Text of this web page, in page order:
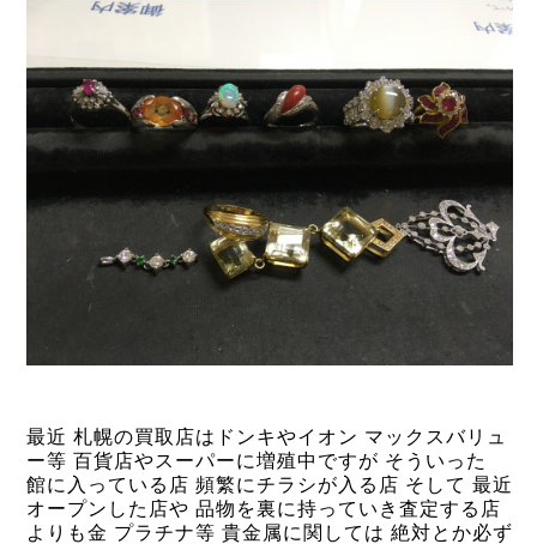
最近 札幌の買取店はドンキやイオン マックスバリュ
ー等 百貨店やスーパーに増殖中ですが そういった
館に入っている店 頻繁にチラシが入る店 そして 最近
オープンした店や 品物を裏に持っていき査定する店
よりも金 プラチナ等 貴金属に関しては 絶対とか必ず